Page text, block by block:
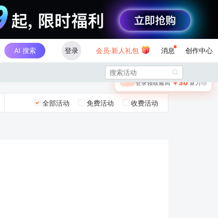
AI 搜索 登录 会员·新人礼包 消息 创作中心
🎁 未登录
登录领取最高￥30算力币

全部活动 免费活动 收费活动